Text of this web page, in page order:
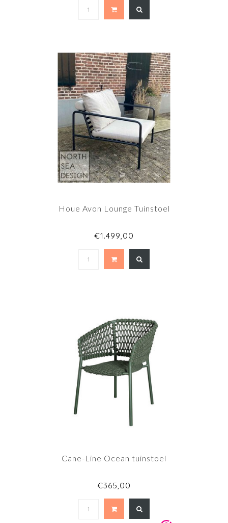
Houe Avon Lounge Tuinstoel
€1.499,00
Cane-Line Ocean tuinstoel
€365,00